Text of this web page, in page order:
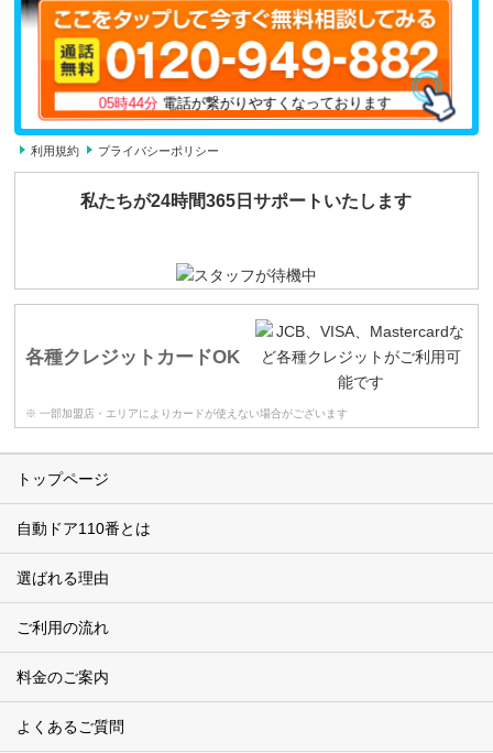
05時44分 電話が繋がりやすくなっております
利用規約 プライバシーポリシー
私たちが24時間365日サポートいたします
各種クレジットカードOK
※ 一部加盟店・エリアによりカードが使えない場合がございます
トップページ
自動ドア110番とは
選ばれる理由
ご利用の流れ
料金のご案内
よくあるご質問